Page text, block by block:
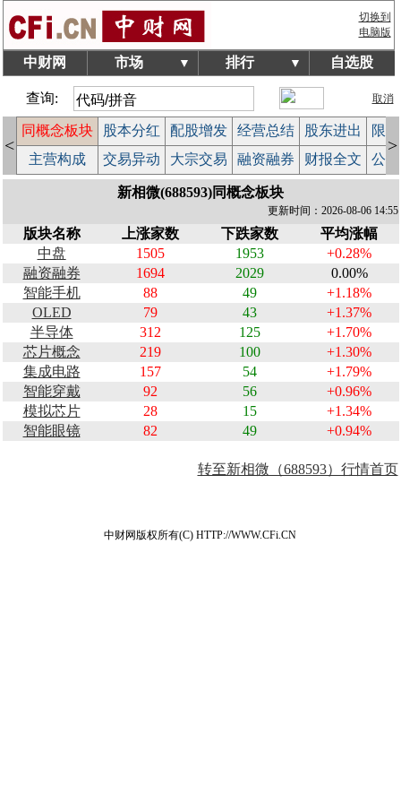
切换到
电脑版
中财网 市场 ▼ 排行 ▼ 自选股
查询: 取消
<
同概念板块 股本分红 配股增发 经营总结 股东进出
限
主营构成 交易异动 大宗交易 融资融券 财报全文 公
>
新相微(688593)同概念板块
更新时间：2026-08-06 14:55
版块名称 上涨家数 下跌家数
平均涨幅
中盘
1505 1953
+0.28%
融资融券
1694 2029
0.00%
智能手机
88 49
+1.18%
OLED
79 43
+1.37%
半导体
312 125
+1.70%
芯片概念
219 100
+1.30%
集成电路
157 54
+1.79%
智能穿戴
92 56
+0.96%
模拟芯片
28 15
+1.34%
智能眼镜
82 49 +0.94%
转至新相微（688593）行情首页
中财网版权所有(C) HTTP://WWW.CFi.CN